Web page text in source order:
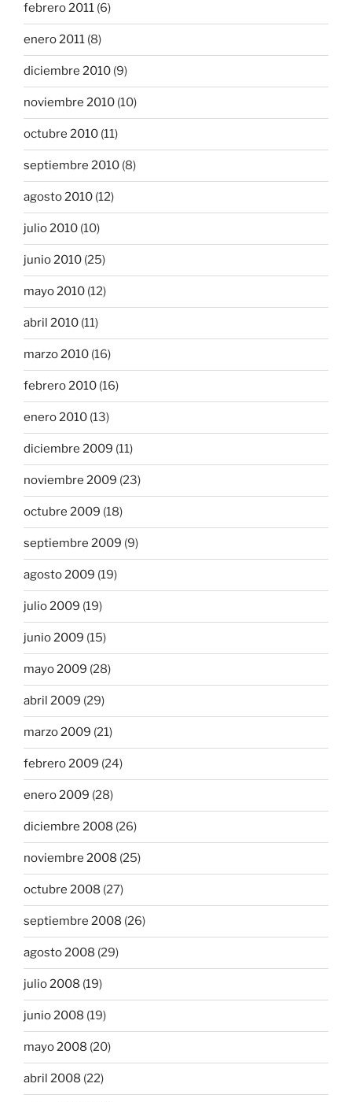
febrero 2011 (6)
enero 2011 (8)
diciembre 2010 (9)
noviembre 2010 (10)
octubre 2010 (11)
septiembre 2010 (8)
agosto 2010 (12)
julio 2010 (10)
junio 2010 (25)
mayo 2010 (12)
abril 2010 (11)
marzo 2010 (16)
febrero 2010 (16)
enero 2010 (13)
diciembre 2009 (11)
noviembre 2009 (23)
octubre 2009 (18)
septiembre 2009 (9)
agosto 2009 (19)
julio 2009 (19)
junio 2009 (15)
mayo 2009 (28)
abril 2009 (29)
marzo 2009 (21)
febrero 2009 (24)
enero 2009 (28)
diciembre 2008 (26)
noviembre 2008 (25)
octubre 2008 (27)
septiembre 2008 (26)
agosto 2008 (29)
julio 2008 (19)
junio 2008 (19)
mayo 2008 (20)
abril 2008 (22)